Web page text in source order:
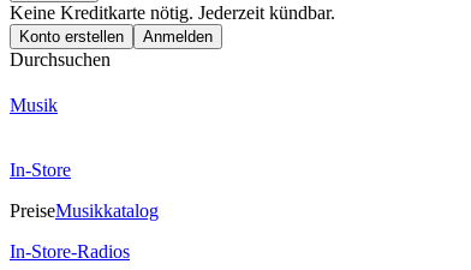
Keine Kreditkarte nötig. Jederzeit kündbar.
Konto erstellen Anmelden
Durchsuchen
Musik
In-Store
PreiseMusikkatalog
In-Store-Radios